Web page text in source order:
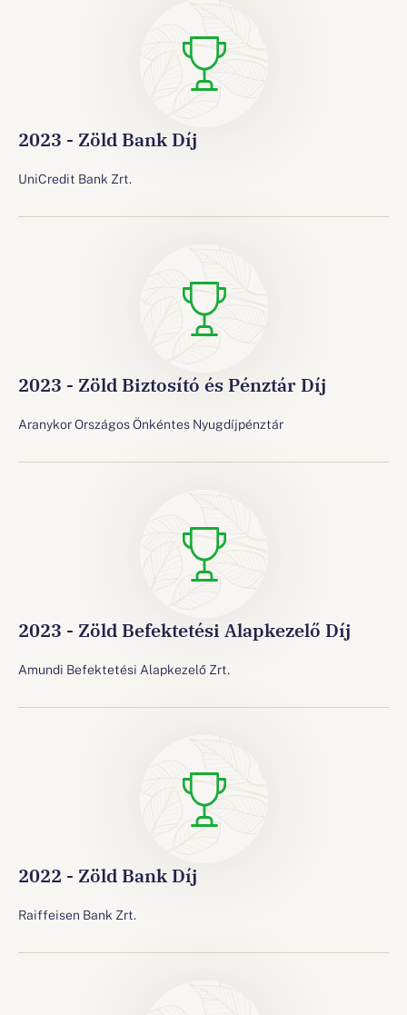
2023 - Zöld Bank Díj
UniCredit Bank Zrt.
2023 - Zöld Biztosító és Pénztár Díj
Aranykor Országos Önkéntes Nyugdíjpénztár
2023 - Zöld Befektetési Alapkezelő Díj
Amundi Befektetési Alapkezelő Zrt.
2022 - Zöld Bank Díj
Raiffeisen Bank Zrt.